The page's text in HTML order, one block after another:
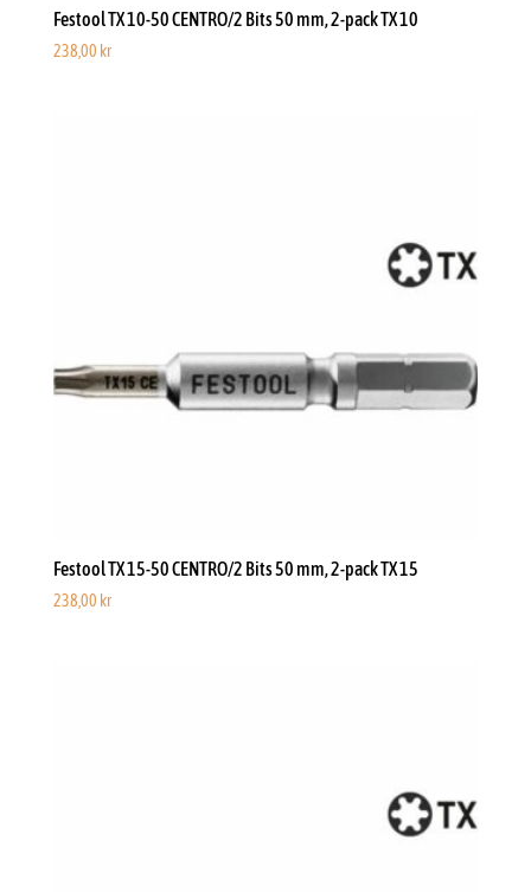
Festool TX 10-50 CENTRO/2 Bits 50 mm, 2-pack TX 10
238,00 kr
Festool TX 15-50 CENTRO/2 Bits 50 mm, 2-pack TX 15
238,00 kr